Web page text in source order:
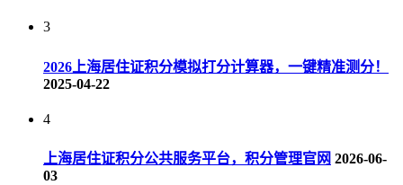
3
2026上海居住证积分模拟打分计算器，一键精准测分！
2025-04-22
4
上海居住证积分公共服务平台，积分管理官网 2026-06-
03